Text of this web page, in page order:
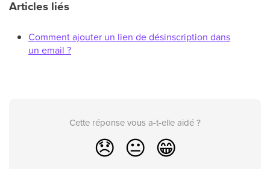
Articles liés
Comment ajouter un lien de désinscription dans
un email ?
Cette réponse vous a-t-elle aidé ?
😞 😐 😁